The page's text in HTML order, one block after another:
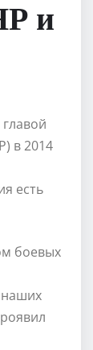
и
в 2014
есть
боевых
наших